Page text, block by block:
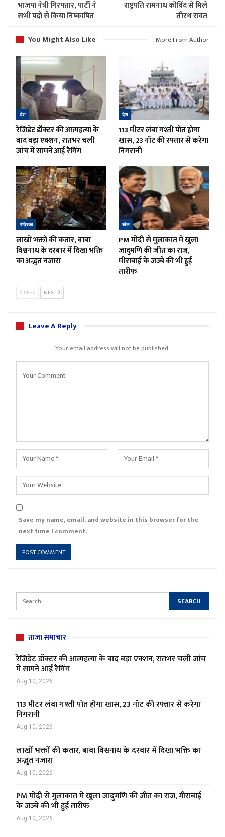
भाजपा नेत्री गिरफ्तार, पार्टी ने
सभी पदों से किया निष्काषित
राष्ट्रपति रामनाथ कोविंद से मिले
तीरथ रावत
You Might Also Like
More From Author
देश
रेजिडेंट डॉक्टर की आत्महत्या के
बाद बड़ा एक्शन, रातभर चली
जांच में सामने आई रैगिंग
देश
113 मीटर लंबा गश्ती पोत होगा
खास, 23 नॉट की रफ्तार से करेगा
निगरानी
पत्रिका
लाखों भक्तों की कतार, बाबा
विश्वनाथ के दरबार में दिखा भक्ति
का अद्भुत नजारा
खेल
PM मोदी से मुलाकात में खुला
जादुमणि की जीत का राज,
मीराबाई के जज्बे की भी हुई
तारीफ
PREV NEXT
Leave A Reply
Your email address will not be published.
Save my name, email, and website in this browser for the
next time I comment.
ताजा समाचार
रेजिडेंट डॉक्टर की आत्महत्या के बाद बड़ा एक्शन, रातभर चली जांच
में सामने आई रैगिंग
Aug 10, 2026
113 मीटर लंबा गश्ती पोत होगा खास, 23 नॉट की रफ्तार से करेगा
निगरानी
Aug 10, 2026
लाखों भक्तों की कतार, बाबा विश्वनाथ के दरबार में दिखा भक्ति का
अद्भुत नजारा
Aug 10, 2026
PM मोदी से मुलाकात में खुला जादुमणि की जीत का राज, मीराबाई
के जज्बे की भी हुई तारीफ
Aug 10, 2026